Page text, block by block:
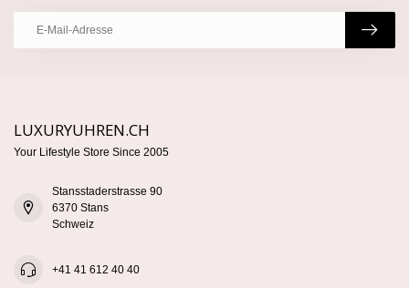
LUXURYUHREN.CH
Your Lifestyle Store Since 2005
Stansstaderstrasse 90
6370 Stans
Schweiz
+41 41 612 40 40